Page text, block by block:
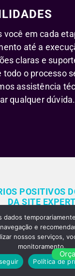
você em cada
até a
claras e
todo o processo
assistência
qualquer dúvida.
POSITIVOS
DA SITE EXPERT
dados
e
nossos serviços,
monitoramento.
Política de